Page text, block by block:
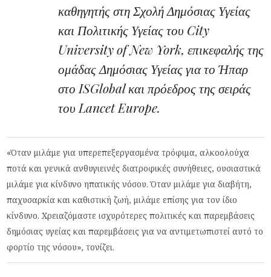
καθηγητής στη Σχολή Δημόσιας Υγείας
και Πολιτικής Υγείας του City
University of New York, επικεφαλής της
ομάδας Δημόσιας Υγείας για το Ήπαρ
στο ISGlobal και πρόεδρος της σειράς
του Lancet Europe.
«Όταν μιλάμε για υπερεπεξεργασμένα τρόφιμα, αλκοολούχα
ποτά και γενικά ανθυγιεινές διατροφικές συνήθειες, ουσιαστικά
μιλάμε για κίνδυνο ηπατικής νόσου. Όταν μιλάμε για διαβήτη,
παχυσαρκία και καθιστική ζωή, μιλάμε επίσης για τον ίδιο
κίνδυνο. Χρειαζόμαστε ισχυρότερες πολιτικές και παρεμβάσεις
δημόσιας υγείας και παρεμβάσεις για να αντιμετωπιστεί αυτό το
φορτίο της νόσου», τονίζει.